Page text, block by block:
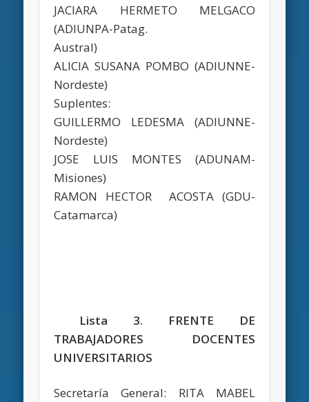
JACIARA HERMETO MELGACO
(ADIUNPA-Patag.
Austral)
ALICIA SUSANA POMBO (ADIUNNE-
Nordeste)
Suplentes:
GUILLERMO LEDESMA (ADIUNNE-
Nordeste)
JOSE LUIS MONTES (ADUNAM-
Misiones)
RAMON HECTOR ACOSTA (GDU-
Catamarca)
Lista 3. FRENTE DE
TRABAJADORES DOCENTES
UNIVERSITARIOS
Secretaría General: RITA MABEL